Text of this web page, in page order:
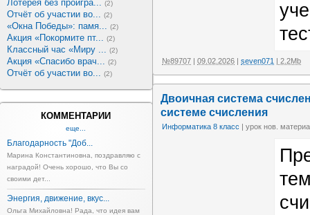
Лотерея без проигра... (2)
Отчёт об участии во... (2)
«Окна Победы»: памя... (2)
Акция «Покормите пт... (2)
Классный час «Миру ... (2)
Акция «Спасибо врач... (2)
Отчёт об участии во... (2)
КОММЕНТАРИИ
еще...
Благодарность "Доб...
Марина Константиновна, поздравляю с
наградой! Очень хорошо, что Вы со
своими дет...
Энергия, движение, вкус...
Ольга Михайловна! Рада, что идея вам
№89707 09.02.2026 seven071 | 2.2Mb
Двоичная система
системе счисления
Информатика 8 класс | урок нов.